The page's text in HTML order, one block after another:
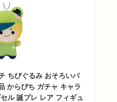
ちびぐるみ おそろいパ
からぴち ガチャ キャラ
ル 誕プレ レア フィギュ